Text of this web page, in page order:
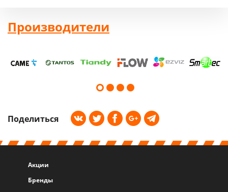
Производители
Поделиться
Акции
Бренды